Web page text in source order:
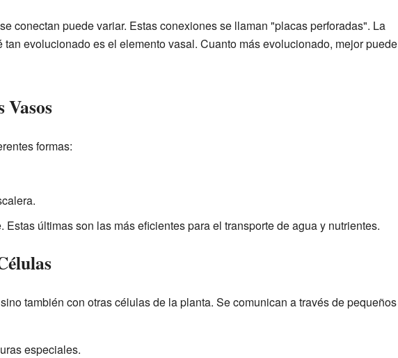
conectan puede variar. Estas conexiones se llaman "placas perforadas". La
evolucionado es el elemento vasal. Cuanto más evolucionado, mejor puede
Vasos
formas:
Estas últimas son las más eficientes para el transporte de agua y nutrientes.
también con otras células de la planta. Se comunican a través de pequeños
especiales.